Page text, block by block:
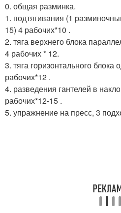
0. общая разминка.
1. подтягивания (1
15) 4 рабочих*10 .
2. тяга верхнего блока
4 рабочих * 12.
3. тяга горизонтального
рабочих*12 .
4. разведения гантелей в
рабочих*12-15 .
5. упражнение на пресс, 3